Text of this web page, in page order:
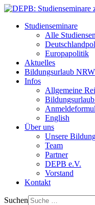
Studienseminare
Alle
Europapolitik
Aktuelles
Bildungsurlaub NRW
Infos
Allgemeine
English
Über uns
Unsere
Team
Partner
DEPB e.V.
Vorstand
Kontakt
Suchen